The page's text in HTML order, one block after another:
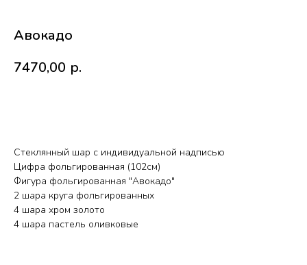
Авокадо
7470,00 р.
Стеклянный шар с индивидуальной надписью
Цифра фольгированная (102см)
Фигура фольгированная "Авокадо"
2 шара круга фольгированных
4 шара хром золото
4 шара пастель оливковые
Работаем с 2010 года
Срочная доставка
за
1час
Скидки постоянным
Оплата удобным